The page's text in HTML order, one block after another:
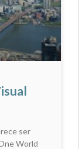
ser
World